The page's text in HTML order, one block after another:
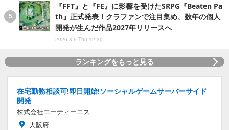
『FFT』と『FE』に影響を受けたSRPG『Beaten Pa
th』正式発表！クラファンで注目集め、数年の個人
開発が生んだ作品2027年リリースへ
2026.8.6 Thu 12:30
ランキングをもっと見る
在宅勤務相談可!即日開始!ソーシャルゲームサーバーサイド
開発
株式会社エーティーエス
大阪府